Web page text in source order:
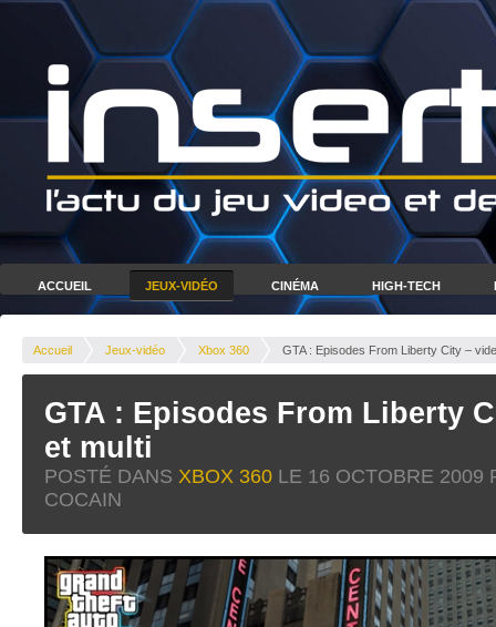
ACCUEIL JEUX-VIDÉO CINÉMA HIGH-TECH
Accueil Jeux-vidéo Xbox 360 GTA : Episodes From Liberty City –
GTA : Episodes From Liberty
et multi
POSTÉ DANS XBOX 360 LE 16 OCTOBRE 2009
COCAIN